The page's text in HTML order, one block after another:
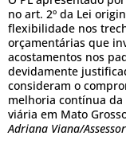
no art. 2º da Lei
flexibilidade nos
orçamentárias que
acostamentos nos
devidamente
consideram o
melhoria contínua
viária em Mato
Adriana Viana/